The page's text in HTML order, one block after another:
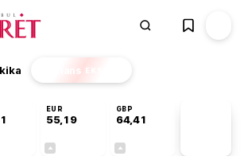
Finans EKSTRA
EUR
55,19
GBP
64,41